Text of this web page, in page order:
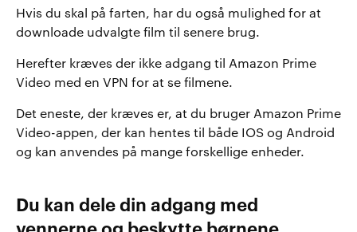
Hvis du skal på farten, har du også mulighed for at
downloade udvalgte film til senere brug.
Herefter kræves der ikke adgang til Amazon Prime
Video med en VPN for at se filmene.
Det eneste, der kræves er, at du bruger Amazon Prime
Video-appen, der kan hentes til både IOS og Android
og kan anvendes på mange forskellige enheder.
Du kan dele din adgang med